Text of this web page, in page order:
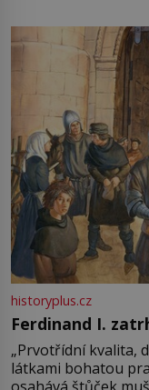
pře hned několik
Francie, kde se
historyplus.cz
Ferdinand I.
„Prvotřídní kvalita,
látkami bohatou